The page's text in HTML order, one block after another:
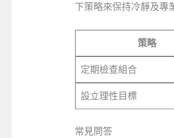
下策略來保持冷靜及專
策略
定期檢查組合
設立理性目標
常見問答